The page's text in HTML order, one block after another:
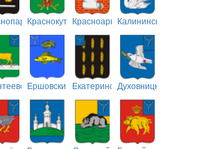
КраснокутскийКрасноармейский
Калининский
Ершовский ЕкатериновскийДуховницкий